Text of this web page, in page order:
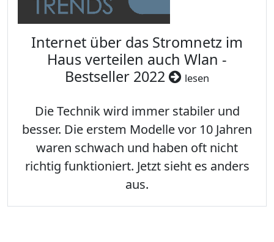
Internet über das Stromnetz im
Haus verteilen auch Wlan -
Bestseller 2022
lesen
Die Technik wird immer stabiler und
besser. Die erstem Modelle vor 10 Jahren
waren schwach und haben oft nicht
richtig funktioniert. Jetzt sieht es anders
aus.